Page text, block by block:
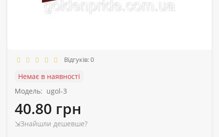
Відгуків: 0
Немає в наявності
Модель: ugol-3
40.80 грн
⇲Знайшли дешевше?